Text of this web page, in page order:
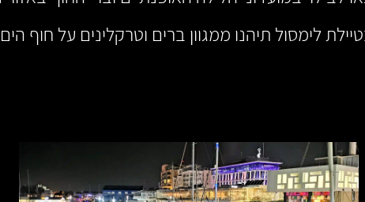
לימסול תיהנו ממגוון ברים וטרקלינים על